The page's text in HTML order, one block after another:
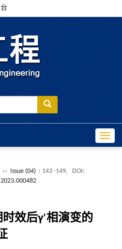
›› Issue (04) : 143 -149.
DOI:
效后γ′相演变的